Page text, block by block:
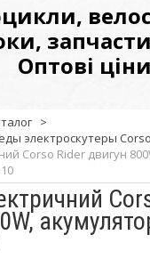
Оптові
>
электроскутеры
Corso Rider двигун